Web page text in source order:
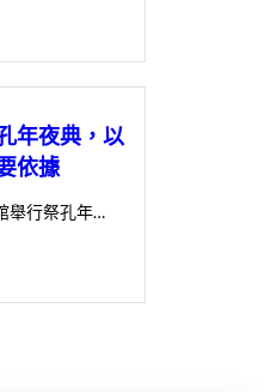
年夜典，以
依據
舉行祭孔年…